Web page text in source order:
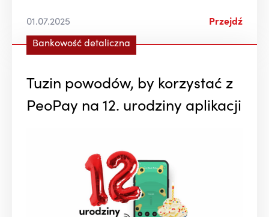
01.07.2025 Przejdź
Bankowość detaliczna
Tuzin powodów, by korzystać z
PeoPay na 12. urodziny aplikacji